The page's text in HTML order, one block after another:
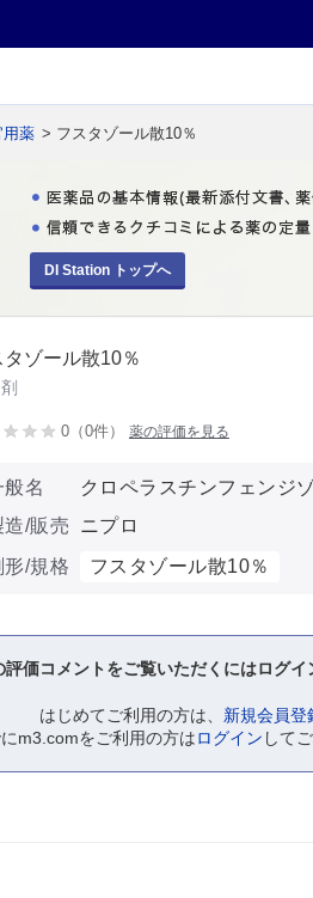
用薬 > フスタゾール散10％
DI Station トップへ
タゾール散10％
0（0件） 薬の評価を見る
般名
クロペラスチンフェンジ
造/販売
ニプロ
形/規格
フスタゾール散10％
評価コメントをご覧いただくにはログイ
はじめてご利用の方は、 新規会員登
m3.comをご利用の方はログイン して